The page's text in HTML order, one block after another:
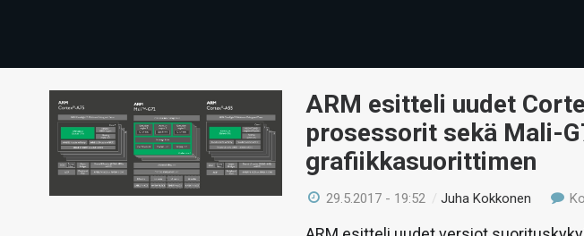
ARM esitteli uudet
prosessorit sekä Mali-
grafiikkasuorittimen
29.5.2017 - 19:52 /Juha Kokkonen